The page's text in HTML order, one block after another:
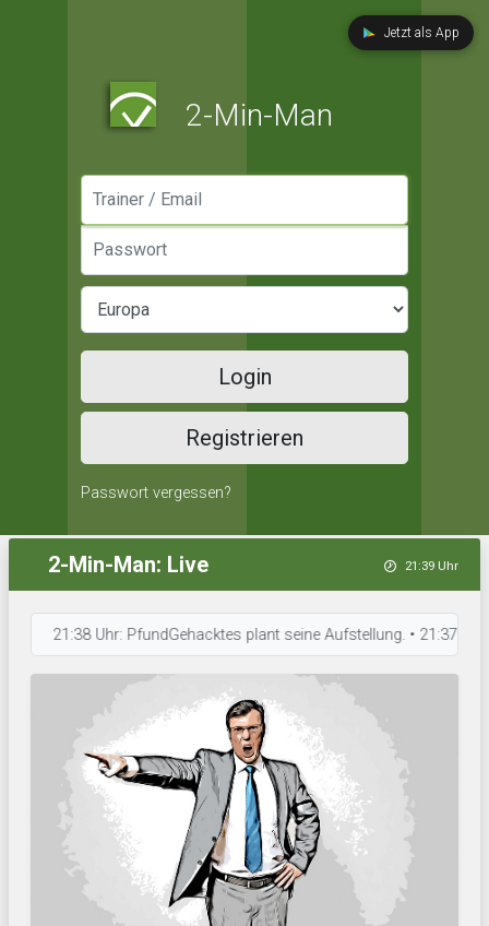
Jetzt als App
2-Min-Man
Login
Registrieren
Passwort vergessen?
2-Min-Man: Live 21:39 Uhr
21:38 Uhr: PfundGehacktes plant seine Aufstellung. • 21:37 Uhr: